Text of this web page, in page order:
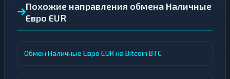
Похожие направления обмена Наличные
Евро EUR
Обмен Наличные Евро EUR на Bitcoin BTC